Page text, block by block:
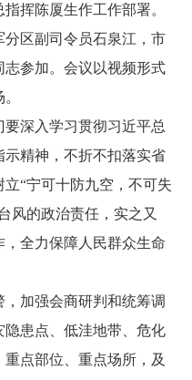
挥陈厦生作工作部署。
区副司令员石泉江，市
志参加。会议以视频形式
深入学习贯彻习近平总
精神，不折不扣落实省
“宁可十防九空，不可失
风的政治责任，实之又
全力保障人民群众生命
加强会商研判和统筹调
隐患点、低洼地带、危化
点部位、重点场所，及